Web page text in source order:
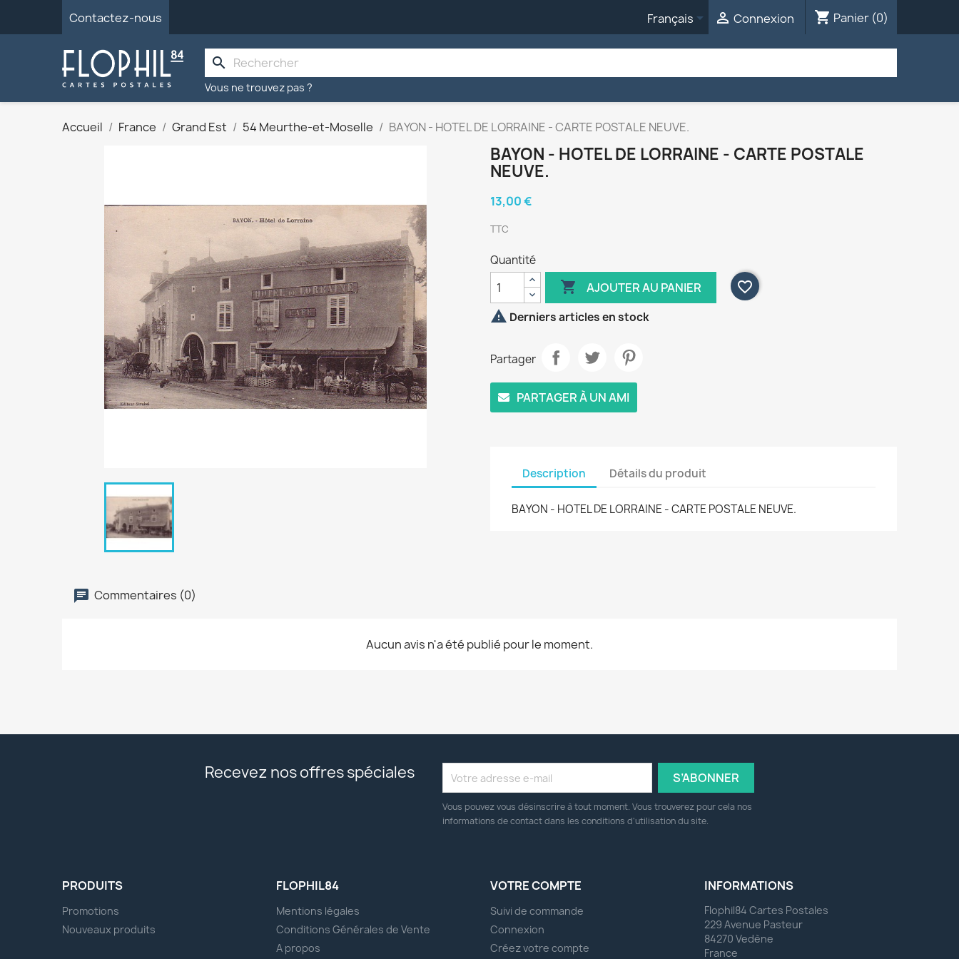
Contactez-nous Français  Connexion shopping_cart Panier (0)
search
Vous ne trouvez pas ?
Accueil France Grand Est 54 Meurthe-et-Moselle BAYON - HOTEL DE LORRAINE - CARTE POSTALE NEUVE.
BAYON - HOTEL DE LORRAINE - CARTE POSTALE
NEUVE.
13,00 €
TTC
Quantité
 AJOUTER AU PANIER
favorite_border
 Derniers articles en stock
Partager
PARTAGER À UN AMI
Description Détails du produit
BAYON - HOTEL DE LORRAINE - CARTE POSTALE NEUVE.
Commentaires (0)
Aucun avis n'a été publié pour le moment.
Recevez nos offres spéciales
Vous pouvez vous désinscrire à tout moment. Vous trouverez pour cela nos
informations de contact dans les conditions d'utilisation du site.
PRODUITS
Promotions
Nouveaux produits
FLOPHIL84
Mentions légales
Conditions Générales de Vente
A propos
VOTRE COMPTE
Suivi de commande
Connexion
Créez votre compte
INFORMATIONS
Flophil84 Cartes Postales
229 Avenue Pasteur
84270 Vedène
France